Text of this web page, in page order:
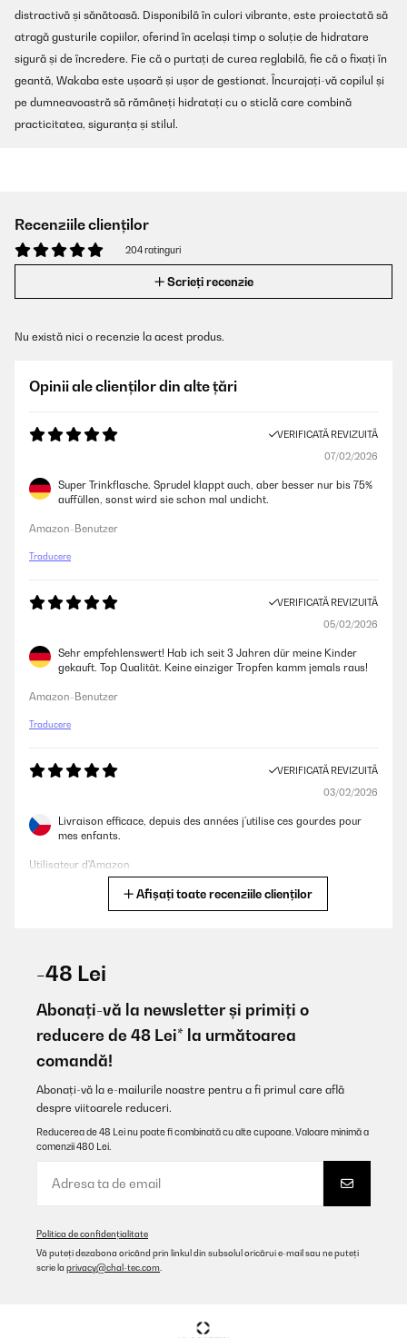
distractivă și sănătoasă. Disponibilă în culori vibrante, este proiectată să
atragă gusturile copiilor, oferind în același timp o soluție de hidratare
sigură și de încredere. Fie că o purtați de curea reglabilă, fie că o fixați în
geantă, Wakaba este ușoară și ușor de gestionat. Încurajați-vă copilul și
pe dumneavoastră să rămâneți hidratați cu o sticlă care combină
practicitatea, siguranța și stilul.
Recenziile clienților
204 ratinguri
Scrieți recenzie
Nu există nici o recenzie la acest produs.
Opinii ale clienților din alte țări
VERIFICATĂ REVIZUITĂ
07/02/2026
Super Trinkflasche. Sprudel klappt auch, aber besser nur bis 75%
auffüllen, sonst wird sie schon mal undicht.
Amazon-Benutzer
Traducere
VERIFICATĂ REVIZUITĂ
05/02/2026
Sehr empfehlenswert! Hab ich seit 3 Jahren dür meine Kinder
gekauft. Top Qualität. Keine einziger Tropfen kamm jemals raus!
Amazon-Benutzer
Traducere
VERIFICATĂ REVIZUITĂ
03/02/2026
Livraison efficace, depuis des années j’utilise ces gourdes pour
mes enfants.
Utilisateur d'Amazon
habe. Super Preisleistungs-Verhältnis. Und für mich am
wichtigsten: die Flasche lässt sich einfach und vollständig
reinigen ohne erstmal aufwendig zerlegt werden zu müssen!
Amazon-Benutzer
Traducere
VERIFICATĂ REVIZUITĂ
Super. Läuft nicht aus und grösse ist perfekt für die Schule und
Amazon-Benutzer
Traducere
Afișați toate recenziile clienților
-48 Lei
Abonați-vă la newsletter și primiți o
reducere de 48 Lei* la următoarea
comandă!
Abonați-vă la e-mailurile noastre pentru a fi primul care află
despre viitoarele reduceri.
Reducerea de 48 Lei nu poate fi combinată cu alte cupoane. Valoare minimă a
comenzii 480 Lei.
Politica de confidențialitate
Vă puteți dezabona oricând prin linkul din subsolul oricărui e-mail sau ne puteți
scrie la privacy@chal-tec.com